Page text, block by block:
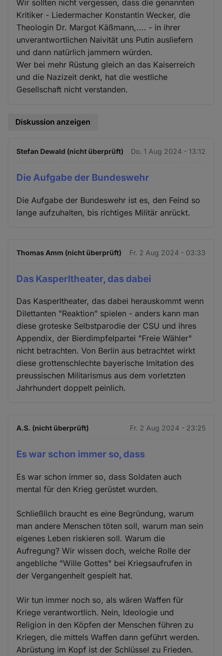
Wir sollten nicht vergessen, dass die genannten
Kritiker - Liedermacher Konstantin Wecker, die
Theologin Dr. Margot Käßmann,.... - in ihrer
unverantwortlichen Naivität uns Putin ausliefern
und dann natürlich jammern würden.
Wer bei mehr Rüstung gleich an das Kaiserreich
und die Nazizeit denkt, hat die westliche
Gesellschaft nicht verstanden.
Diskussion anzeigen
Stefan Dewald (nicht überprüft) Do. 1 Aug 2024 - 13:12
Die Aufgabe der Bundeswehr
Die Aufgabe der Bundeswehr ist es, den Feind so
lange aufzuhalten, bis richtiges Militär anrückt.
Thomas Amm (nicht überprüft) Fr. 2 Aug 2024 - 03:33
Das Kasperltheater, das dabei
Das Kasperltheater, das dabei herauskommt wenn
Dilettanten "Reaktion" spielen - anders kann man
diese groteske Selbstparodie der CSU und ihres
Appendix, der Bierdimpfelpartei "Freie Wähler"
nicht betrachten. Von Berlin aus betrachtet wirkt
diese grottenschlechte bayerische Imitation des
preussischen Militarismus aus dem vorletzten
Jahrhundert doppelt peinlich.
A.S. (nicht überprüft) Fr. 2 Aug 2024 - 23:25
Es war schon immer so, dass
Es war schon immer so, dass Soldaten auch
mental für den Krieg gerüstet wurden.
Schließlich braucht es eine Begründung, warum
man andere Menschen töten soll, warum man sein
eigenes Leben riskieren soll. Warum die
Aufregung? Wir wissen doch, welche Rolle der
angebliche "Wille Gottes" bei Kriegsaufrufen in
der Vergangenheit gespielt hat.
Wir tun immer noch so, als wären Waffen für
Kriege verantwortlich. Nein, Ideologie und
Religion in den Köpfen der Menschen führen zu
Kriegen, die mittels Waffen dann geführt werden.
Abrüstung im Kopf ist der Schlüssel zu Frieden.